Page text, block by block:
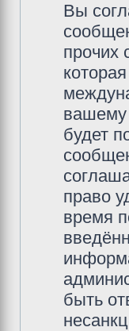
Вы
прочих
вашему
будет
право
время
быть